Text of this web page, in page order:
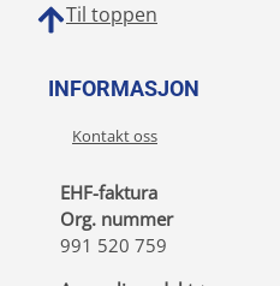
Til toppen
INFORMASJON
Kontakt oss
EHF-faktura
Org. nummer
991 520 759